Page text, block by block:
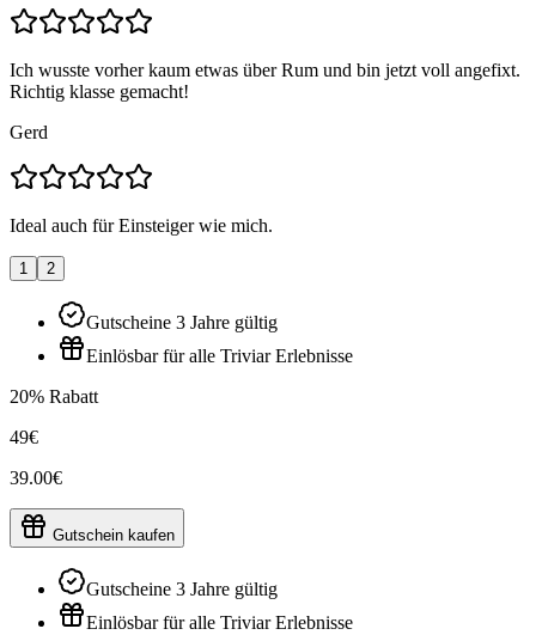
Ich wusste vorher kaum etwas über Rum und bin jetzt voll angefixt.
Richtig klasse gemacht!
Gerd
Ideal auch für Einsteiger wie mich.
1 2
Gutscheine 3 Jahre gültig
Einlösbar für alle Triviar Erlebnisse
20% Rabatt
49€
39.00€
Gutschein kaufen
Gutscheine 3 Jahre gültig
Einlösbar für alle Triviar Erlebnisse